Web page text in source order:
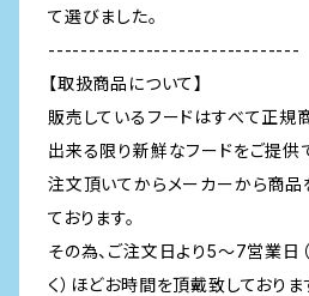
て選びました。
-------------------------------
【取扱商品について】
販売しているフードはすべて正規
出来る限り新鮮なフードをご提供
注文頂いてからメーカーから商品
ております。
その為、ご注文日より5～7営業日
く）ほどお時間を頂戴致しておりま